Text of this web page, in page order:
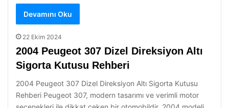
Devamını Oku
22 Ekim 2024
2004 Peugeot 307 Dizel Direksiyon Altı
Sigorta Kutusu Rehberi
2004 Peugeot 307 Dizel Direksiyon Altı Sigorta Kutusu
Rehberi Peugeot 307, modern tasarımı ve verimli motor